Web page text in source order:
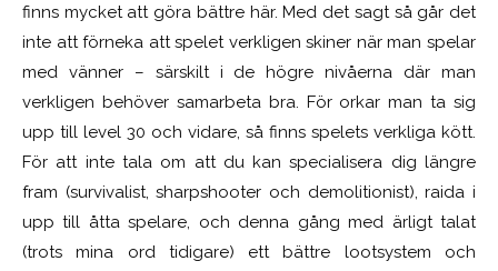
finns mycket att göra bättre här. Med det sagt så går det
inte att förneka att spelet verkligen skiner när man spelar
med vänner – särskilt i de högre nivåerna där man
verkligen behöver samarbeta bra. För orkar man ta sig
upp till level 30 och vidare, så finns spelets verkliga kött.
För att inte tala om att du kan specialisera dig längre
fram (survivalist, sharpshooter och demolitionist), raida i
upp till åtta spelare, och denna gång med ärligt talat
(trots mina ord tidigare) ett bättre lootsystem och